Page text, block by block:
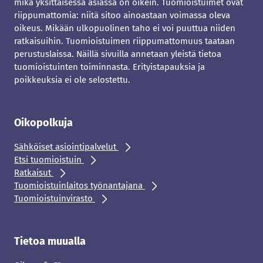
mikä yksittäisessä asiassa on oikein. Tuomioistuimet ovat
riippumattomia: niitä sitoo ainoastaan voimassa oleva
oikeus. Mikään ulkopuolinen taho ei voi puuttua niiden
ratkaisuihin. Tuomioistuimen riippumattomuus taataan
perustuslaissa. Näillä sivuilla annetaan yleistä tietoa
tuomioistuinten toiminnasta. Erityistapauksia ja
poikkeuksia ei ole selostettu.
Oikopolkuja
Sähköiset asiointipalvelut
Etsi tuomioistuin
Ratkaisut
Tuomioistuinlaitos työnantajana
Tuomioistuinvirasto
Tietoa muualla